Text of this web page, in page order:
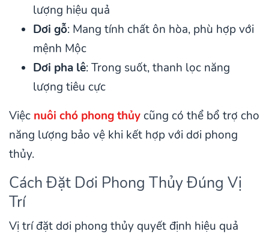
lượng hiệu quả
Dơi gỗ: Mang tính chất ôn hòa, phù hợp với
mệnh Mộc
Dơi pha lê: Trong suốt, thanh lọc năng
lượng tiêu cực
Việc nuôi chó phong thủy cũng có thể bổ trợ cho
năng lượng bảo vệ khi kết hợp với dơi phong
thủy.
Cách Đặt Dơi Phong Thủy Đúng Vị
Trí
Vị trí đặt dơi phong thủy quyết định hiệu quả